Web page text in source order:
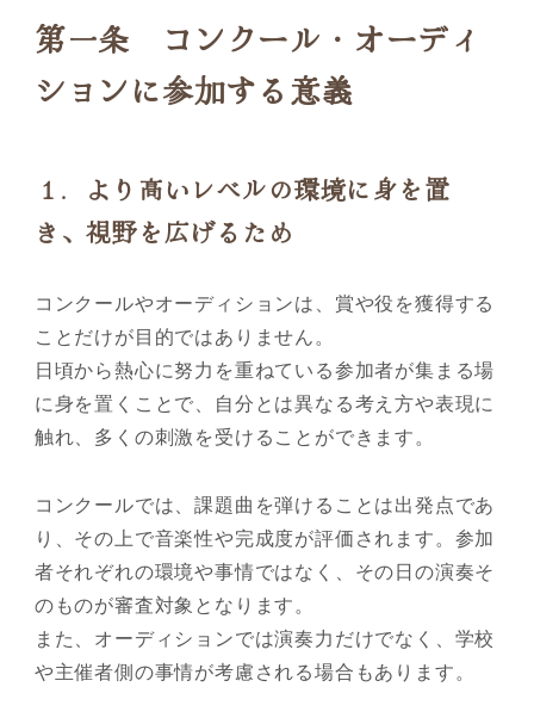
第一条 コンクール・オーディ
ションに参加する意義
１．より高いレベルの環境に身を置
き、視野を広げるため
コンクールやオーディションは、賞や役を獲得する
ことだけが目的ではありません。
日頃から熱心に努力を重ねている参加者が集まる場
に身を置くことで、自分とは異なる考え方や表現に
触れ、多くの刺激を受けることができます。
コンクールでは、課題曲を弾けることは出発点であ
り、その上で音楽性や完成度が評価されます。参加
者それぞれの環境や事情ではなく、その日の演奏そ
のものが審査対象となります。
また、オーディションでは演奏力だけでなく、学校
や主催者側の事情が考慮される場合もあります。